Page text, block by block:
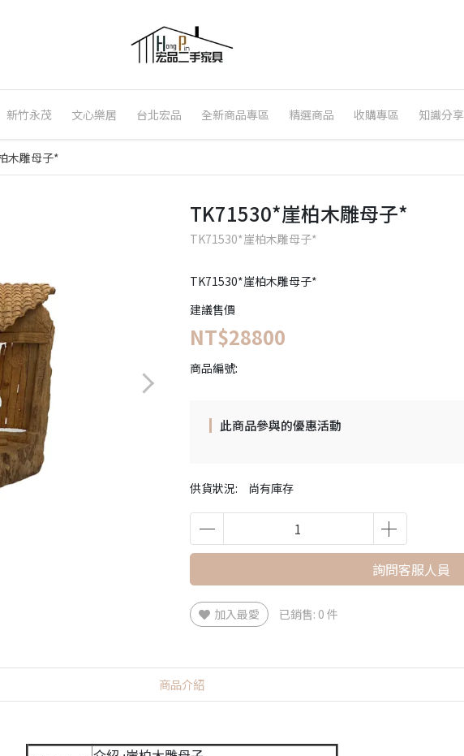
新竹永茂 文心樂居 台北宏品 全新商品專區 精選商品 收購專區 知識分享
木雕母子*
TK71530*崖柏木雕母子*
TK71530*崖柏木雕母子*
TK71530*崖柏木雕母子*
建議售價
NT$28800
商品編號:
供貨狀況: 尚有庫存
此商品參與的優惠活動
詢問客服人員
加入最愛 已銷售: 0 件
商品介紹